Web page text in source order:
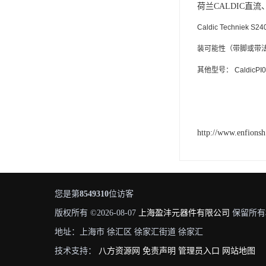
荷兰CALDIC直流
Caldic Techniek
装可能性（带脚或带
其他型号：
http://
您是第8549310位访客
版权所有 ©2026-08-07 上海盈沣元器件有限公司 保留所
地址：上海市 徐汇区 徐家汇街道 徐家汇
技术支持： 八方资源网 免责声明 管理员入口 网站地图